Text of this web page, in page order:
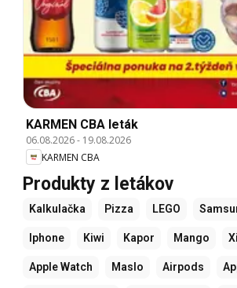
KARMEN CBA leták
06.08.2026- 19.08.2026
KARMEN CBA
Produkty z letákov
Kalkulačka Pizza LEGO
Iphone Kiwi Kapor Mango
Apple Watch Maslo Airpods